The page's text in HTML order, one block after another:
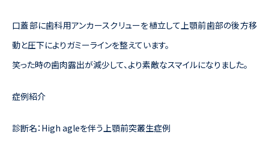
口蓋部に歯科用アンカースクリューを植立して上顎前歯部の後方移
動と圧下によりガミーラインを整えています。
笑った時の歯肉露出が減少して、より素敵なスマイルになりました。
症例紹介
診断名：High agleを伴う上顎前突叢生症例